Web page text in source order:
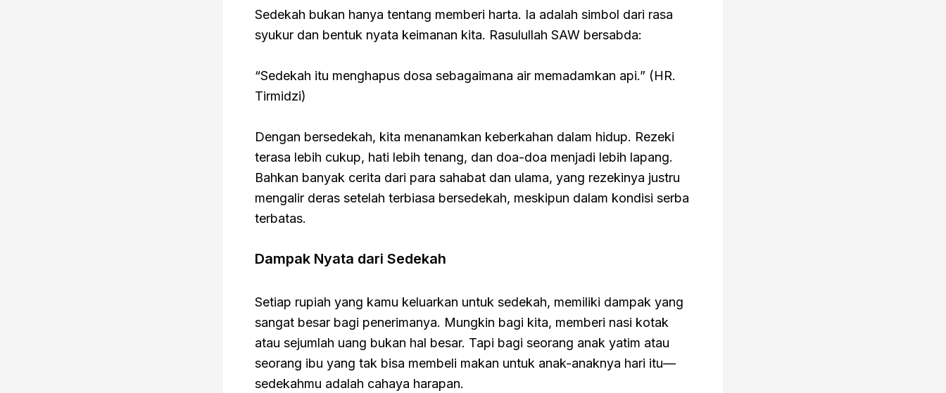
Sedekah bukan hanya tentang memberi harta. Ia adalah simbol dari rasa
syukur dan bentuk nyata keimanan kita. Rasulullah SAW bersabda:
“Sedekah itu menghapus dosa sebagaimana air memadamkan api.” (HR.
Tirmidzi)
Dengan bersedekah, kita menanamkan keberkahan dalam hidup. Rezeki
terasa lebih cukup, hati lebih tenang, dan doa-doa menjadi lebih lapang.
Bahkan banyak cerita dari para sahabat dan ulama, yang rezekinya justru
mengalir deras setelah terbiasa bersedekah, meskipun dalam kondisi serba
terbatas.
Dampak Nyata dari Sedekah
Setiap rupiah yang kamu keluarkan untuk sedekah, memiliki dampak yang
sangat besar bagi penerimanya. Mungkin bagi kita, memberi nasi kotak
atau sejumlah uang bukan hal besar. Tapi bagi seorang anak yatim atau
seorang ibu yang tak bisa membeli makan untuk anak-anaknya hari itu—
sedekahmu adalah cahaya harapan.